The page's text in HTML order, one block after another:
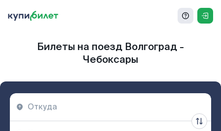
Билеты на поезд Волгоград -
Чебоксары